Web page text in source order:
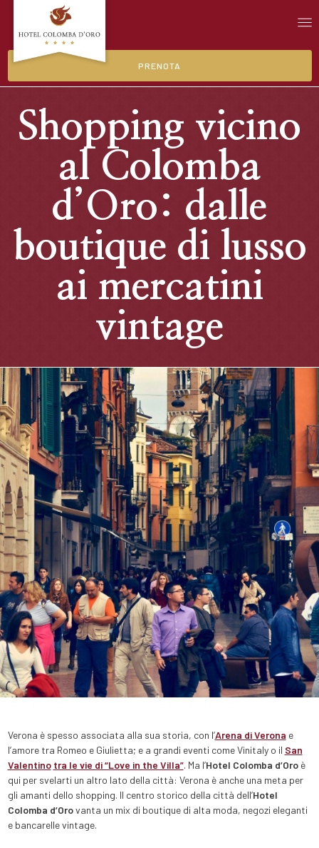
PRENOTA
Shopping vicino
al Colomba
d’Oro: dalle
boutique di lusso
ai mercatini
vintage
Verona è spesso associata alla sua storia, con l’Arena di Verona e
l’amore tra Romeo e Giulietta; e a grandi eventi come Vinitaly o il San
Valentino tra le vie di “Love in the Villa”. Ma l’Hotel Colomba d’Oro è
qui per svelarti un altro lato della città: Verona è anche una meta per
gli amanti dello shopping. Il centro storico della città dell’Hotel
Colomba d’Orovanta un mix di boutique di alta moda, negozi eleganti
e bancarelle vintage.